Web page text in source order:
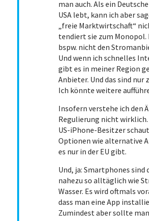
man auch. Als ein
USA lebt, kann ich aber
„freie Marktwirtschaft“
tendiert sie zum Monopol.
bspw. nicht den
Und wenn ich schnelles
gibt es in meiner Region
Anbieter. Und das sind nur
Ich könnte weitere
Insofern verstehe ich den
Regulierung nicht wirklich.
US-iPhone-Besitzer
Optionen wie alternative
es nur in der EU gibt.
Und, ja: Smartphones sind
nahezu so alltäglich wie
Wasser. Es wird oftmals
dass man eine App
Zumindest aber sollte man